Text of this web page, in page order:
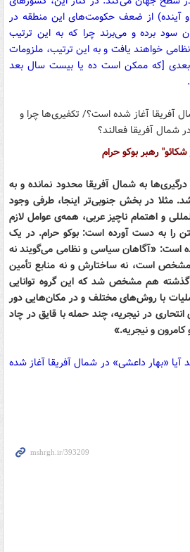
آینده) از ضعف حکومت‌های این منطقه در
برده و می‌برند چرا که به این ترتیب
نظامی خواهند یافت و به این ترتیب، ملزومات
بعدی [که ممکن است ده یا بیست سال بعد
شکائو" رهبر بوکو حرام
به شمال آفریقا محدود نمانده و به
در بخش جنوبی‌تر اینجا، طرفی وجود
و اهتمام ناچیز عربی، همه‌ی عوامل لازم
را به دست آورده است: بوکو حرام. در یک
است: «آگاهان سیاسی و نظامی می‌گویند نه
مشخص است، نه ساختارش و نه منابع تأمین
هم مشخص شد که این گروه توانایی
با روش‌های مختلف و در مکان‌هایی دور
در نیجریه، چند حمله با قایق در چاد
و نیجریه.»
آیا «بهار داعشی» در شمال آفریقا آغاز شده